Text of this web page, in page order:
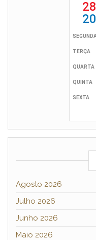
Agosto 2026
Julho 2026
Junho 2026
Maio 2026